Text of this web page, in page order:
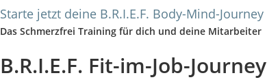
Starte jetzt deine B.R.I.E.F. Body-Mind-Journey
Das Schmerzfrei Training für dich und deine Mitarbeiter
B.R.I.E.F. Fit-im-Job-Journey